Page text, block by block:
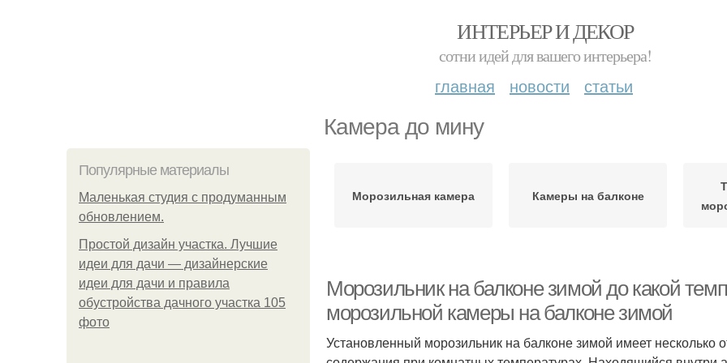
ИНТЕРЬЕР И ДЕКОР
сотни идей для вашего интерьера!
главная новости статьи
Камера до мину
Популярные материалы
Маленькая студия с продуманным
обновлением.
Простой дизайн участка. Лучшие
идеи для дачи — дизайнерские
идеи для дачи и правила
обустройства дачного участка 105
фото
Морозильная камера Камеры на балконе
Морозильник на балконе зимой до какой
морозильной камеры на балконе зимой
Установленный морозильник на балконе зимой имеет несколько